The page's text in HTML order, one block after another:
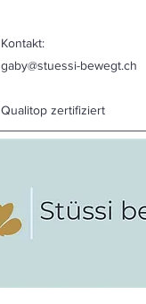
Kontakt:
gaby@stuessi-bewegt.ch
Qualitop zertifiziert